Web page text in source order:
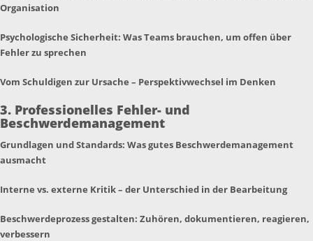
Organisation
Psychologische Sicherheit: Was Teams brauchen, um offen über
Fehler zu sprechen
Vom Schuldigen zur Ursache – Perspektivwechsel im Denken
3. Professionelles Fehler- und
Beschwerdemanagement
Grundlagen und Standards: Was gutes Beschwerdemanagement
ausmacht
Interne vs. externe Kritik – der Unterschied in der Bearbeitung
Beschwerdeprozess gestalten: Zuhören, dokumentieren, reagieren,
verbessern